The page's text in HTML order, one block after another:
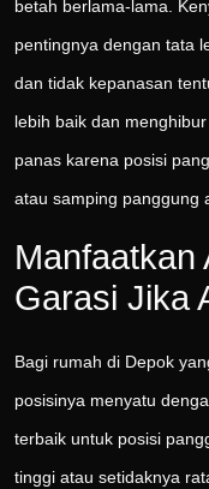
betah berlama-lama.
pentingnya dengan tata
dan tidak kepanasan
lebih baik dan
panas karena posisi
atau samping panggung
Manfaatkan
Garasi Jika
Bagi rumah di Depok
posisinya menyatu
terbaik untuk posisi
tinggi atau setidaknya